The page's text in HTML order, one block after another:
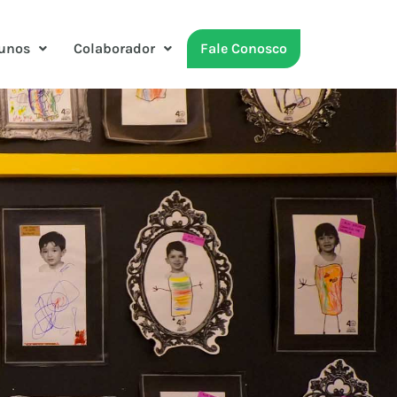
Colaborador Fale Conosco